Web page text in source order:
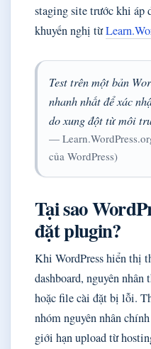
staging site trước khi
khuyến nghị từ
Test trên một bản
nhanh nhất để xác
do xung đột từ môi
—
của WordPress)
Tại sao
đặt plugin?
Khi WordPress hiển thị
dashboard, nguyên
hoặc file cài đặt bị lỗi.
nhóm nguyên nhân
giới hạn upload từ